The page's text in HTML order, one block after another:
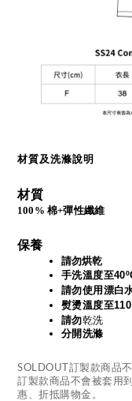
材質及洗滌說明
材質
100% 棉+彈性纖維
保養
請勿烘乾
手洗溫度至
請勿使用漂白
熨燙溫度至
請勿乾洗
分開洗滌
SOLDOUT訂製款商品
訂製款商品不會被套用
惠、折抵購物金。